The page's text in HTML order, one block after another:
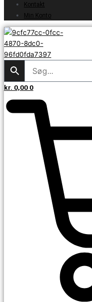
Kontakt
Min Konto
kr. 0,00 0